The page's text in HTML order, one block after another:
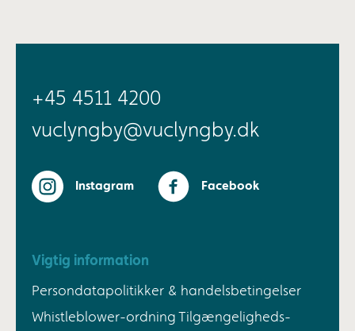
+45 4511 4200
vuclyngby@vuclyngby.dk
Instagram Facebook
Vigtig information
Persondatapolitikker & handelsbetingelser
Whistleblower-ordning Tilgængeligheds-